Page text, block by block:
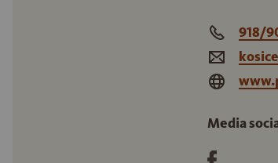
918/
Media